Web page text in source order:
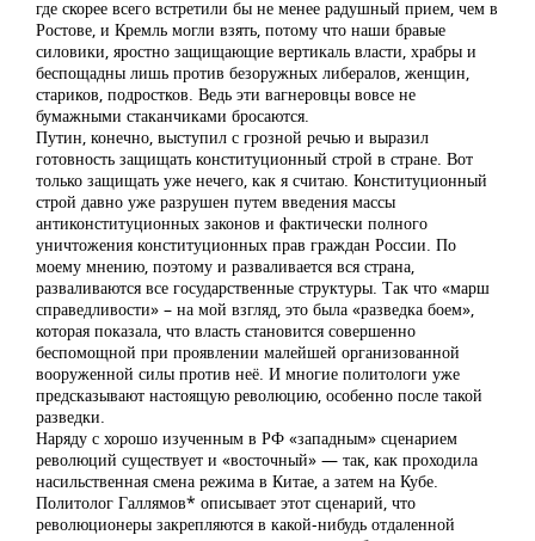
где скорее всего встретили бы не менее радушный прием, чем в
Ростове, и Кремль могли взять, потому что наши бравые
силовики, яростно защищающие вертикаль власти, храбры и
беспощадны лишь против безоружных либералов, женщин,
стариков, подростков. Ведь эти вагнеровцы вовсе не
бумажными стаканчиками бросаются.
Путин, конечно, выступил с грозной речью и выразил
готовность защищать конституционный строй в стране. Вот
только защищать уже нечего, как я считаю. Конституционный
строй давно уже разрушен путем введения массы
антиконституционных законов и фактически полного
уничтожения конституционных прав граждан России. По
моему мнению, поэтому и разваливается вся страна,
разваливаются все государственные структуры. Так что «марш
справедливости» – на мой взгляд, это была «разведка боем»,
которая показала, что власть становится совершенно
беспомощной при проявлении малейшей организованной
вооруженной силы против неё. И многие политологи уже
предсказывают настоящую революцию, особенно после такой
разведки.
Наряду с хорошо изученным в РФ «западным» сценарием
революций существует и «восточный» — так, как проходила
насильственная смена режима в Китае, а затем на Кубе.
Политолог Галлямов* описывает этот сценарий, что
революционеры закрепляются в какой-нибудь отдаленной